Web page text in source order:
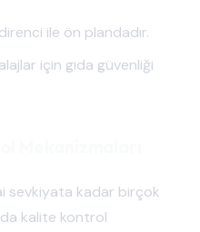
ile ön plandadır.
için gıda güvenliği
sevkiyata kadar birçok
kalite kontrol